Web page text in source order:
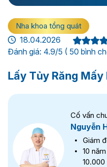
Nha khoa tổng quát
18.04.2026
Đánh giá: 4.9/5 ( 50 bình
Lấy Tủy Răng
Cố vấn
Nguyễn
Giám
10